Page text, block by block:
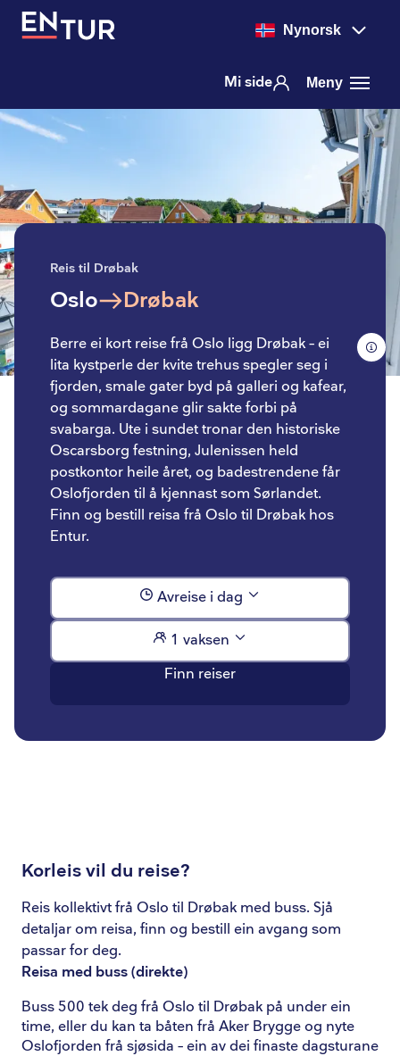
Nynorsk
Mi side Meny
Reis til Drøbak
Oslo Drøbak
Berre ei kort reise frå Oslo ligg Drøbak – ei
lita kystperle der kvite trehus spegler seg i
fjorden, smale gater byd på galleri og kafear,
og sommardagane glir sakte forbi på
svabarga. Ute i sundet tronar den historiske
Oscarsborg festning, Julenissen held
postkontor heile året, og badestrendene får
Oslofjorden til å kjennast som Sørlandet.
Finn og bestill reisa frå Oslo til Drøbak hos
Entur.
Avreise i dag
1 vaksen
Finn reiser
Korleis vil du reise?
Reis kollektivt frå Oslo til Drøbak med buss. Sjå
detaljar om reisa, finn og bestill ein avgang som
passar for deg.
Reisa med buss (direkte)
Buss 500 tek deg frå Oslo til Drøbak på under ein
time, eller du kan ta båten frå Aker Brygge og nyte
Oslofjorden frå sjøsida – ein av dei finaste dagsturane